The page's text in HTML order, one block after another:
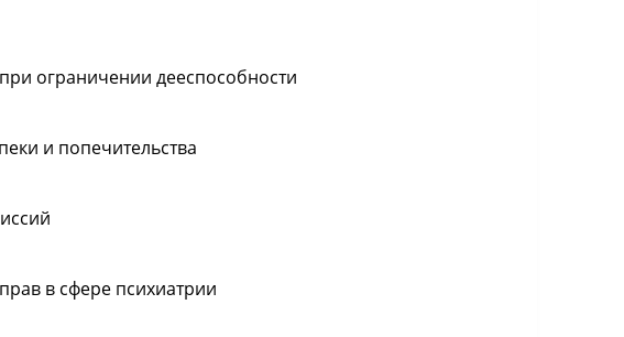
ограничении дееспособности
и попечительства
в сфере психиатрии